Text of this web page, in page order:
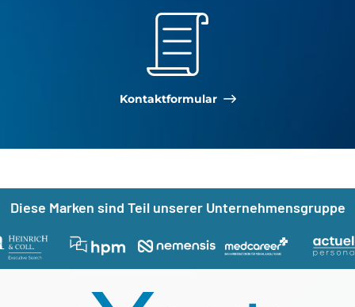
Kontakt­formular
Nützliche Links
Diese Marken sind Teil unserer Unternehmensgruppe